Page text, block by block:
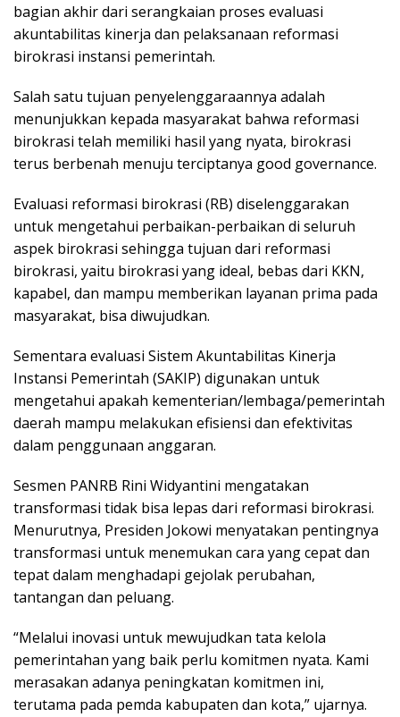
bagian akhir dari serangkaian proses evaluasi
akuntabilitas kinerja dan pelaksanaan reformasi
birokrasi instansi pemerintah.
Salah satu tujuan penyelenggaraannya adalah
menunjukkan kepada masyarakat bahwa reformasi
birokrasi telah memiliki hasil yang nyata, birokrasi
terus berbenah menuju terciptanya good governance.
Evaluasi reformasi birokrasi (RB) diselenggarakan
untuk mengetahui perbaikan-perbaikan di seluruh
aspek birokrasi sehingga tujuan dari reformasi
birokrasi, yaitu birokrasi yang ideal, bebas dari KKN,
kapabel, dan mampu memberikan layanan prima pada
masyarakat, bisa diwujudkan.
Sementara evaluasi Sistem Akuntabilitas Kinerja
Instansi Pemerintah (SAKIP) digunakan untuk
mengetahui apakah kementerian/lembaga/pemerintah
daerah mampu melakukan efisiensi dan efektivitas
dalam penggunaan anggaran.
Sesmen PANRB Rini Widyantini mengatakan
transformasi tidak bisa lepas dari reformasi birokrasi.
Menurutnya, Presiden Jokowi menyatakan pentingnya
transformasi untuk menemukan cara yang cepat dan
tepat dalam menghadapi gejolak perubahan,
tantangan dan peluang.
“Melalui inovasi untuk mewujudkan tata kelola
pemerintahan yang baik perlu komitmen nyata. Kami
merasakan adanya peningkatan komitmen ini,
terutama pada pemda kabupaten dan kota,” ujarnya.